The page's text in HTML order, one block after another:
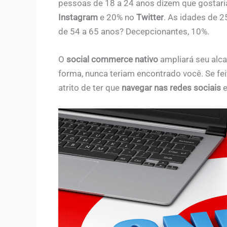
pessoas de 18 a 24 anos dizem que
Instagram e 20% no Twitter. As idades de
de 54 a 65 anos? Decepcionantes, 10%.
O social commerce nativoampliará seu
forma, nunca teriam encontrado você. Se
atrito de ter que navegar nas redes sociais